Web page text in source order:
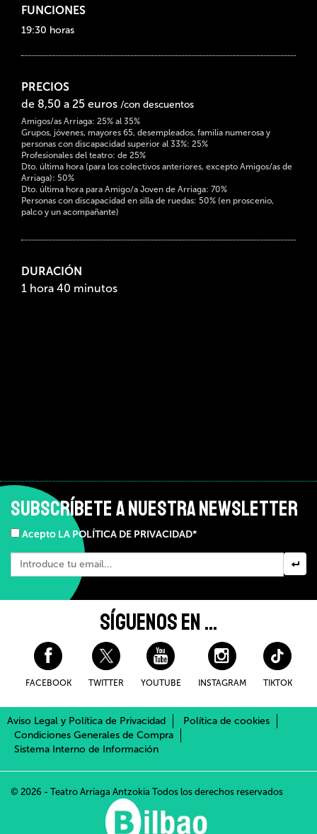
FUNCIONES
19:30 horas
PRECIOS
de 8,50 a 25 euros /con descuentos
Amigos/as Arriaga: 25% al 35%
Grupos, jóvenes, mayores 65, desempleados, familia numerosa y
personas con discapacidad superior al 33%: 25%
Profesionales del teatro: de 25%
Dto. última hora (para los colectivos anteriores, excepto Amigos/as de
Arriaga): 50%
Dto. última hora para Amigo/a Joven de Arriaga: 70%
Personas con discapacidad en silla de ruedas: 50% (en proscenio,
palco y un acompañante)
DURACIÓN
1 hora 40 minutos
SUBSCRÍBETE A NUESTRA NEWSLETTER
Acepto LA POLÍTICA DE PRIVACIDAD*
SÍGUENOS EN ...
FACEBOOK TWITTER YOUTUBE INSTAGRAM TIKTOK
Aviso Legal y Política de Privacidad
Política de cookies
Condiciones Generales de Compra
Sistema Interno de Información
© 2026 - Teatro Arriaga Antzokia Todos los derechos reservados
información sobre cookies.